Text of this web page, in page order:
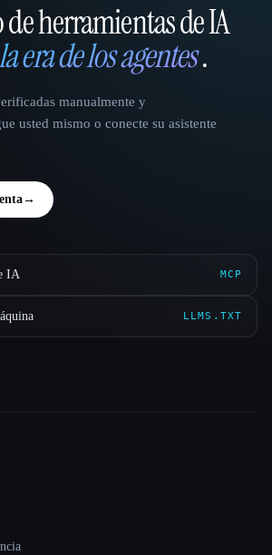
herramientas de IA
era de los agentes.
manualmente y
usted mismo o conecte su asistente
→
IA MCP
LLMS.TXT